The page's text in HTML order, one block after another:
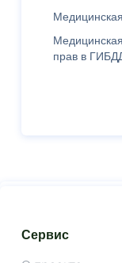
прав в
Сервис